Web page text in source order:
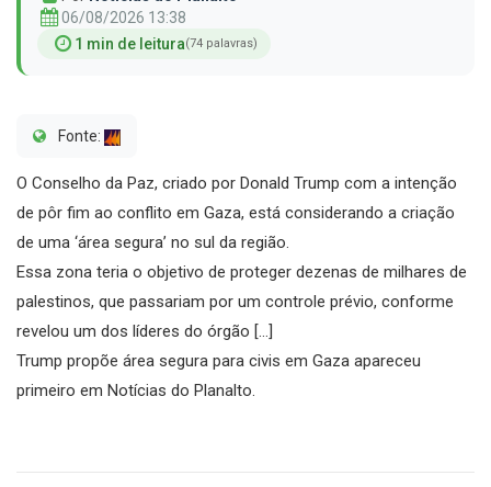
06/08/2026 13:38
1 min de leitura(74 palavras)
Fonte:
O Conselho da Paz, criado por Donald Trump com a intenção
de pôr fim ao conflito em Gaza, está considerando a criação
de uma ‘área segura’ no sul da região.
Essa zona teria o objetivo de proteger dezenas de milhares de
palestinos, que passariam por um controle prévio, conforme
revelou um dos líderes do órgão […]
Trump propõe área segura para civis em Gaza apareceu
primeiro em Notícias do Planalto.